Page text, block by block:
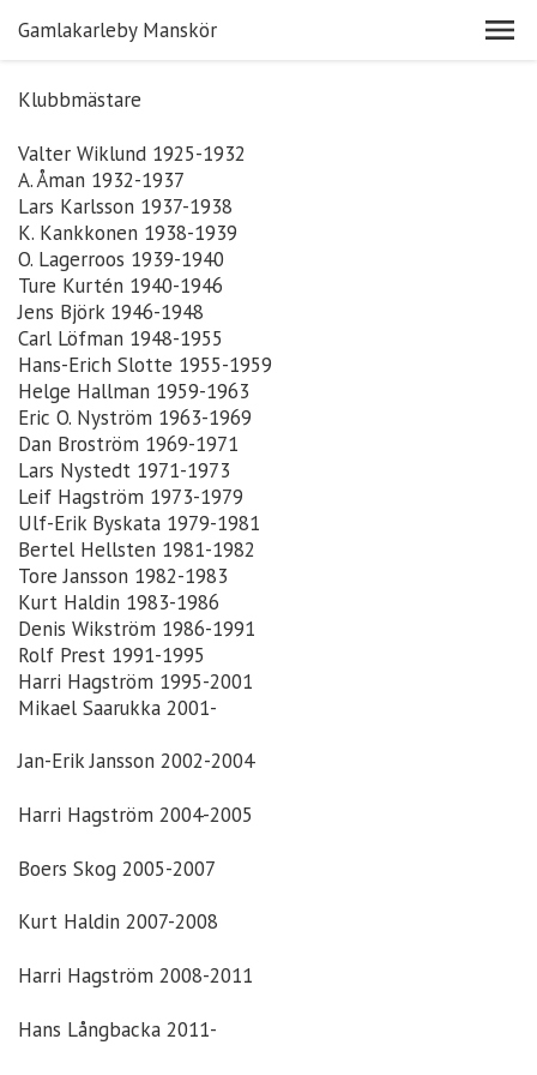
Gamlakarleby Manskör
Klubbmästare
Valter Wiklund 1925-1932
A. Åman 1932-1937
Lars Karlsson 1937-1938
K. Kankkonen 1938-1939
O. Lagerroos 1939-1940
Ture Kurtén 1940-1946
Jens Björk 1946-1948
Carl Löfman 1948-1955
Hans-Erich Slotte 1955-1959
Helge Hallman 1959-1963
Eric O. Nyström 1963-1969
Dan Broström 1969-1971
Lars Nystedt 1971-1973
Leif Hagström 1973-1979
Ulf-Erik Byskata 1979-1981
Bertel Hellsten 1981-1982
Tore Jansson 1982-1983
Kurt Haldin 1983-1986
Denis Wikström 1986-1991
Rolf Prest 1991-1995
Harri Hagström 1995-2001
Mikael Saarukka 2001-
Jan-Erik Jansson 2002-2004
Harri Hagström 2004-2005
Boers Skog 2005-2007
Kurt Haldin 2007-2008
Harri Hagström 2008-2011
Hans Långbacka 2011-